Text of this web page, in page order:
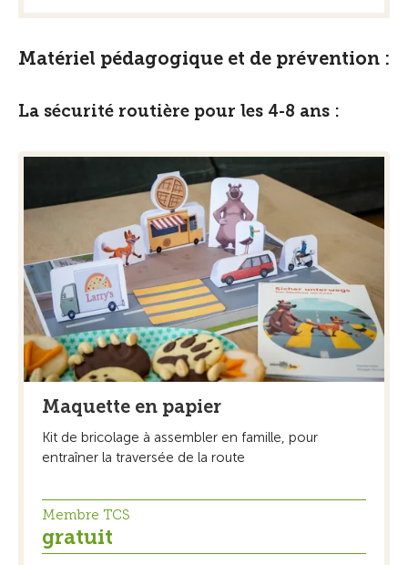
Matériel pédagogique et de prévention :
La sécurité routière pour les 4-8 ans :
Maquette en papier
Kit de bricolage à assembler en famille, pour
entraîner la traversée de la route
Membre TCS
gratuit